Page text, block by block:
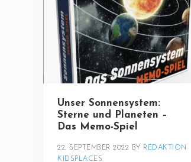
Unser Sonnensystem:
Sterne und Planeten –
Das Memo-Spiel
22. SEPTEMBER 2022 BY REDAKTION
KIDSPLACES